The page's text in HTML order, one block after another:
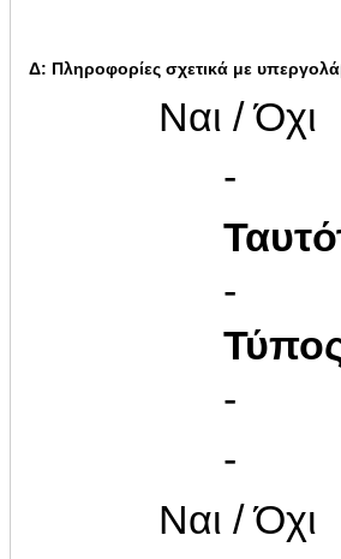
Δ: Πληροφορίες σχετικά με
Ναι / Όχι
-
-
-
-
Ναι / Όχι